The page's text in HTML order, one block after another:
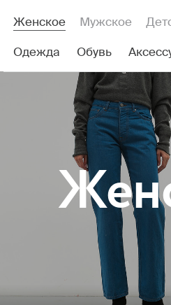
Женское Мужское
Одежда Обувь